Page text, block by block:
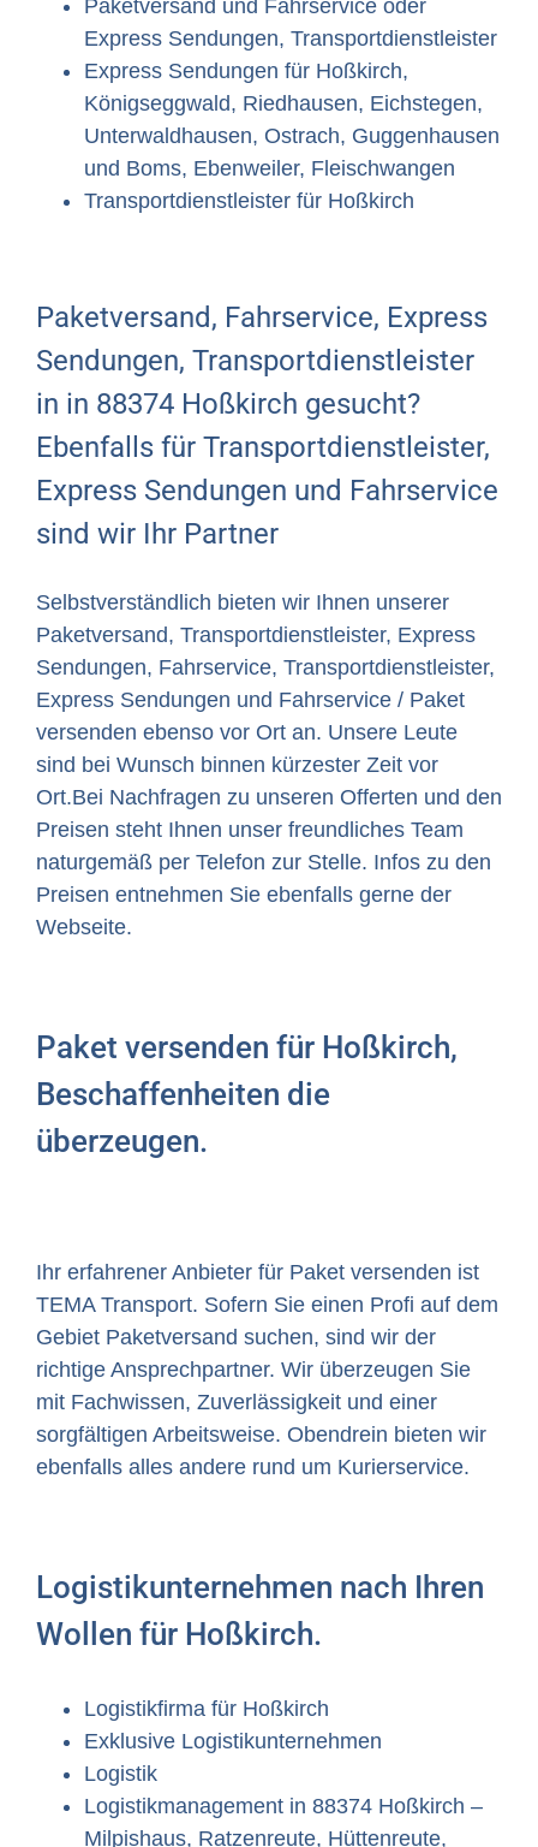
Paketversand und Fahrservice oder
Express Sendungen, Transportdienstleister
Express Sendungen für Hoßkirch,
Königseggwald, Riedhausen, Eichstegen,
Unterwaldhausen, Ostrach, Guggenhausen
und Boms, Ebenweiler, Fleischwangen
Transportdienstleister für Hoßkirch
Paketversand, Fahrservice, Express
Sendungen, Transportdienstleister
in in 88374 Hoßkirch gesucht?
Ebenfalls für Transportdienstleister,
Express Sendungen und Fahrservice
sind wir Ihr Partner
Selbstverständlich bieten wir Ihnen unserer
Paketversand, Transportdienstleister, Express
Sendungen, Fahrservice, Transportdienstleister,
Express Sendungen und Fahrservice / Paket
versenden ebenso vor Ort an. Unsere Leute
sind bei Wunsch binnen kürzester Zeit vor
Ort.Bei Nachfragen zu unseren Offerten und den
Preisen steht Ihnen unser freundliches Team
naturgemäß per Telefon zur Stelle. Infos zu den
Preisen entnehmen Sie ebenfalls gerne der
Webseite.
Paket versenden für Hoßkirch,
Beschaffenheiten die
überzeugen.
Ihr erfahrener Anbieter für Paket versenden ist
TEMA Transport. Sofern Sie einen Profi auf dem
Gebiet Paketversand suchen, sind wir der
richtige Ansprechpartner. Wir überzeugen Sie
mit Fachwissen, Zuverlässigkeit und einer
sorgfältigen Arbeitsweise. Obendrein bieten wir
ebenfalls alles andere rund um Kurierservice.
Logistikunternehmen nach Ihren
Wollen für Hoßkirch.
Logistikfirma für Hoßkirch
Exklusive Logistikunternehmen
Logistik
Logistikmanagement in 88374 Hoßkirch –
Milpishaus, Ratzenreute, Hüttenreute,